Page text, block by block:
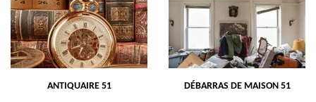
ANTIQUAIRE 51 DÉBARRAS DE MAISON 51